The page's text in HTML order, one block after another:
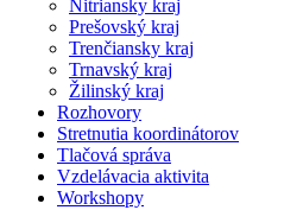
Nitriansky kraj
Prešovský kraj
Trenčiansky kraj
Trnavský kraj
Žilinský kraj
Rozhovory
Stretnutia koordinátorov
Tlačová správa
Vzdelávacia aktivita
Workshopy